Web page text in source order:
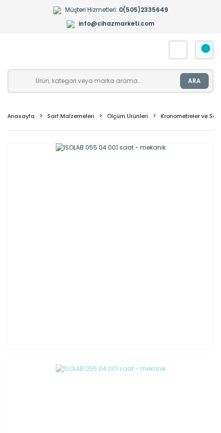
Müşteri Hizmetleri: 0(505)2335649
info@cihazmarketi.com
ARA
Anasayfa Sarf Malzemeleri Ölçüm Ürünleri Kronometreler ve